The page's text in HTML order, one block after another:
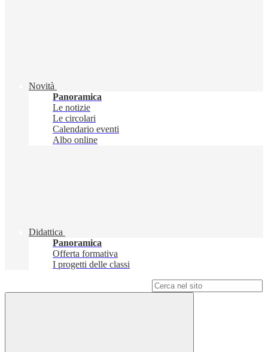
Novità
Panoramica
Le notizie
Le circolari
Calendario eventi
Albo online
Didattica
Panoramica
Offerta formativa
I progetti delle classi